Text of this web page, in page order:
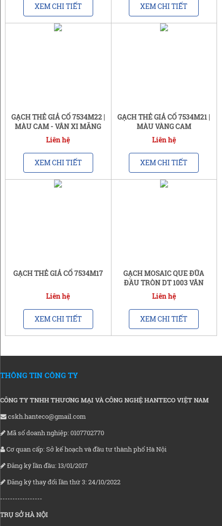
XEM CHI TIẾT XEM CHI TIẾT
GẠCH THẺ GIẢ CỔ 7534M22 |
MÀU CAM - VÂN XI MĂNG
Liên hệ
XEM CHI TIẾT
GẠCH THẺ GIẢ CỔ 7534M21 |
MÀU VÀNG CAM
Liên hệ
XEM CHI TIẾT
GẠCH THẺ GIẢ CỔ 7534M17
Liên hệ
XEM CHI TIẾT
GẠCH MOSAIC QUE ĐŨA
ĐẦU TRÒN DT 1003 VÂN
MÂY | GẠCH A1
Liên hệ
XEM CHI TIẾT
THÔNG TIN CÔNG TY
CÔNG TY TNHH THƯƠNG MẠI VÀ CÔNG NGHỆ HANTECO VIỆT NAM
cskh.hanteco@gmail.com
Mã số doanh nghiệp: 0107702770
Cơ quan cấp: Sở kế hoạch và đầu tư thành phố Hà Nội
Đăng ký lần đầu: 13/01/2017
Đăng ký thay đổi lần thứ 3: 24/10/2022
-----------------
TRỤ SỞ HÀ NỘI